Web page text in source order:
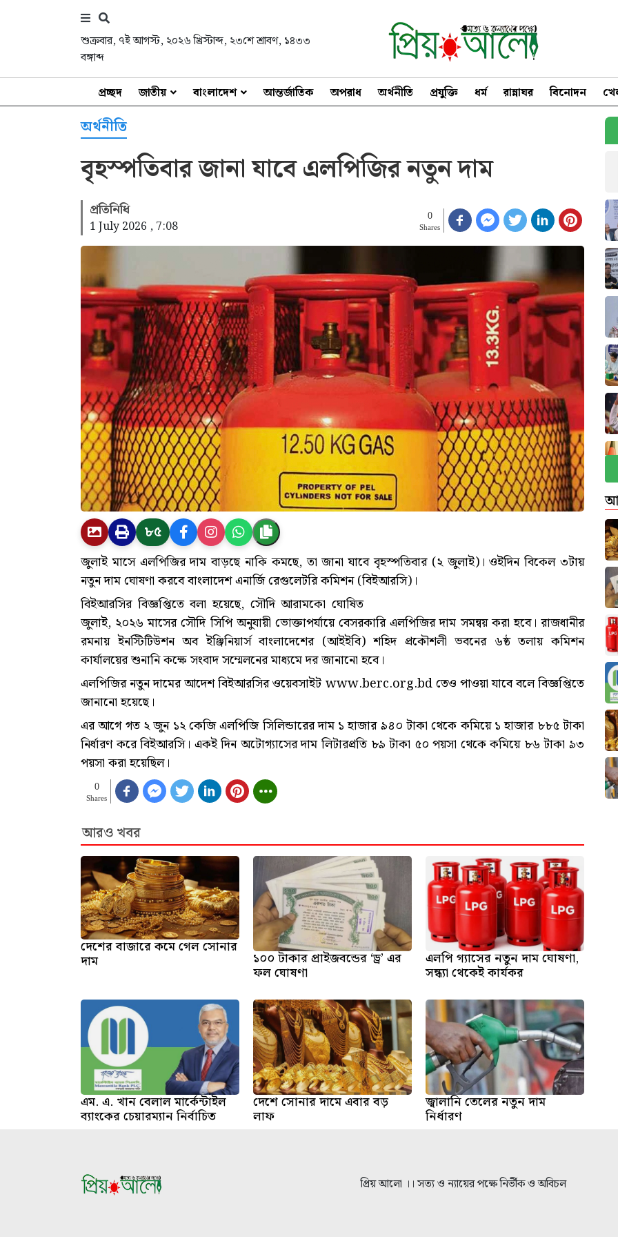
শুক্রবার, ৭ই আগস্ট, ২০২৬ খ্রিস্টাব্দ, ২৩শে শ্রাবণ, ১৪৩৩
বঙ্গাব্দ
প্রচ্ছদ জাতীয় বাংলাদেশ আন্তর্জাতিক অপরাধ অর্থনীতি প্রযুক্তি ধর্ম রান্নাঘর বিনোদন
অর্থনীতি
বৃহস্পতিবার জানা যাবে এলপিজির নতুন দাম
প্রতিনিধি
1 July 2026 , 7:08
0
Shares
৮৫
জুলাই মাসে এলপিজির দাম বাড়ছে নাকি কমছে, তা জানা যাবে বৃহস্পতিবার (২ জুলাই)। ওইদিন বিকেল ৩টায়
নতুন দাম ঘোষণা করবে বাংলাদেশ এনার্জি রেগুলেটরি কমিশন (বিইআরসি)।
বিইআরসির বিজ্ঞপ্তিতে বলা হয়েছে, সৌদি আরামকো ঘোষিত
জুলাই, ২০২৬ মাসের সৌদি সিপি অনুযায়ী ভোক্তাপর্যায়ে বেসরকারি এলপিজির দাম সমন্বয় করা হবে। রাজধানীর
রমনায় ইনস্টিটিউশন অব ইঞ্জিনিয়ার্স বাংলাদেশের (আইইবি) শহিদ প্রকৌশলী ভবনের ৬ষ্ঠ তলায় কমিশন
কার্যালয়ের শুনানি কক্ষে সংবাদ সম্মেলনের মাধ্যমে দর জানানো হবে।
এলপিজির নতুন দামের আদেশ বিইআরসির ওয়েবসাইট www.berc.org.bd তেও পাওয়া যাবে বলে বিজ্ঞপ্তিতে
জানানো হয়েছে।
এর আগে গত ২ জুন ১২ কেজি এলপিজি সিলিন্ডারের দাম ১ হাজার ৯৪০ টাকা থেকে কমিয়ে ১ হাজার ৮৮৫ টাকা
নির্ধারণ করে বিইআরসি। একই দিন অটোগ্যাসের দাম লিটারপ্রতি ৮৯ টাকা ৫০ পয়সা থেকে কমিয়ে ৮৬ টাকা ৯৩
পয়সা করা হয়েছিল।
0
Shares
আরও খবর
দেশের বাজারে কমে গেল সোনার
দাম ১০০ টাকার প্রাইজবন্ডের ‘ড্র’ এর
ফল ঘোষণা
এলপি গ্যাসের নতুন দাম ঘোষণা,
সন্ধ্যা থেকেই কার্যকর
এম. এ. খান বেলাল মার্কেন্টাইল
ব্যাংকের চেয়ারম্যান নির্বাচিত
দেশে সোনার দামে এবার বড়
লাফ
জ্বালানি তেলের নতুন দাম
নির্ধারণ
প্রিয় আলো ।। সত্য ও ন্যায়ের পক্ষে নির্ভীক ও অবিচল